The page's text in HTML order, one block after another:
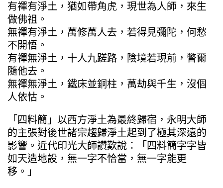
有禪有淨土，猶如帶角虎，現世為人師，來生
做佛祖。
無禪有淨土，萬修萬人去，若得見彌陀，何愁
不開悟。
有禪無淨土，十人九蹉路，陰境若現前，瞥爾
隨他去。
無禪無淨土，鐵床並銅柱，萬劫與千生，沒個
人依怙。
「四料簡」以西方淨土為最終歸宿，永明大師
的主張對後世諸宗趨歸淨土起到了極其深遠的
影響。近代印光大師讚歎說：「四料簡字字皆
如天造地設，無一字不恰當，無一字能更
移。」